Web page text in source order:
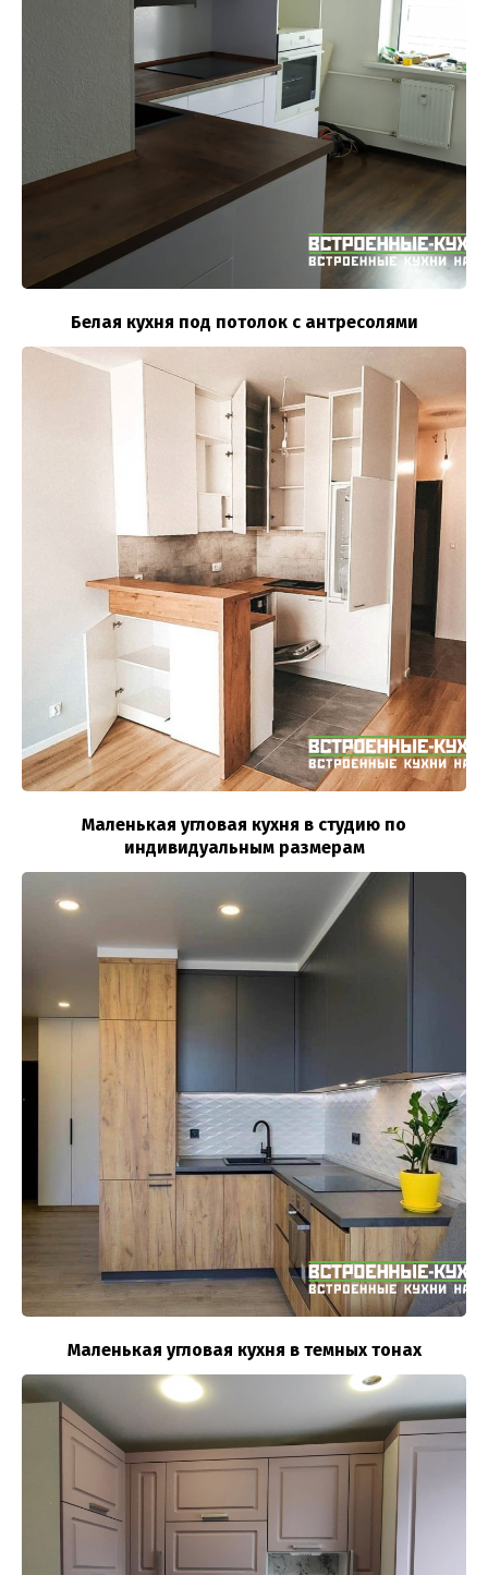
Белая кухня под потолок с антресолями
Маленькая угловая кухня в студию по
индивидуальным размерам
Маленькая угловая кухня в темных тонах